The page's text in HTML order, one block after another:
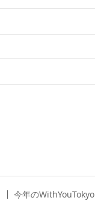
今年のWithYouTokyo